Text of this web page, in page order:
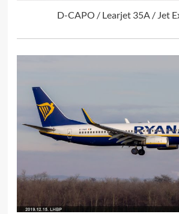
D-CAPO / Learjet 35A / Jet